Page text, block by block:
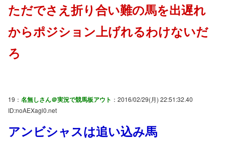
ただでさえ折り合い難の馬を出遅れ
からポジション上げれるわけないだ
ろ
19： 名無しさん＠実況で競馬板アウト ：2016/02/29(月) 22:51:32.40
ID:noAEXagl0.net
アンビシャスは追い込み馬